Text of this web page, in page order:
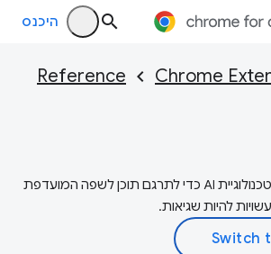
היכנס
Chrome
Reference
‫Google משתמשת בטכנולוגיית AI כדי לתרגם תוכן לשפה המועדפת
להיות שגיאות.